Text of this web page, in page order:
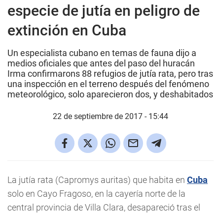
especie de jutía en peligro de
extinción en Cuba
Un especialista cubano en temas de fauna dijo a
medios oficiales que antes del paso del huracán
Irma confirmarons 88 refugios de jutía rata, pero tras
una inspección en el terreno después del fenómeno
meteorológico, solo aparecieron dos, y deshabitados
22 de septiembre de 2017 - 15:44
La jutía rata (Capromys auritas) que habita en Cuba
solo en Cayo Fragoso, en la cayería norte de la
central provincia de Villa Clara, desapareció tras el